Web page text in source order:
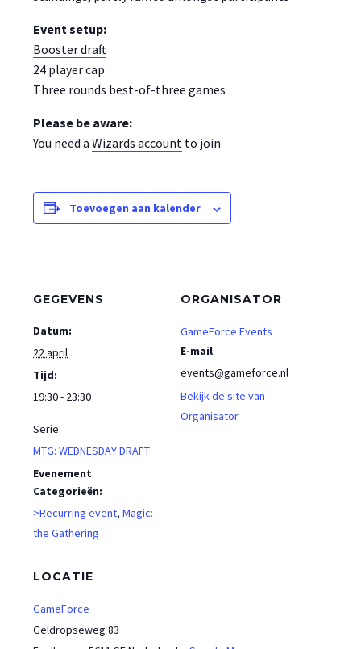
Event setup:
Booster draft
24 player cap
Three rounds best-of-three games
Please be aware:
You need a Wizards account to join
Toevoegen aan kalender
GEGEVENS
Datum:
22 april
Tijd:
19:30 - 23:30
Serie:
MTG: WEDNESDAY DRAFT
Evenement
Categorieën:
>Recurring event, Magic:
the Gathering
LOCATIE
GameForce
Geldropseweg 83
ORGANISATOR
GameForce Events
E-mail
events@gameforce.nl
Bekijk de site van
Organisator